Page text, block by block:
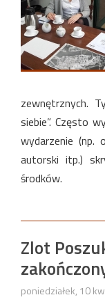
zewnętrznych.
siebie”. Często
wydarzenie (np.
autorski itp.)
środków.
Zlot
poniedziałek, 10